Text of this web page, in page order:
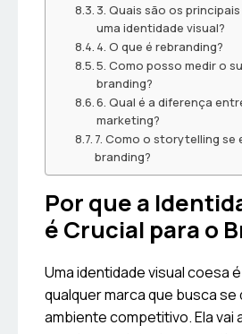
3. Quais são os
uma identidade visual?
4. O que é rebranding?
5. Como posso medir o
branding?
6. Qual é a diferença
marketing?
7. Como o storytelling se
branding?
Por que a
é Crucial para o
Uma identidade visual coesa
qualquer marca que busca se
ambiente competitivo. Ela vai